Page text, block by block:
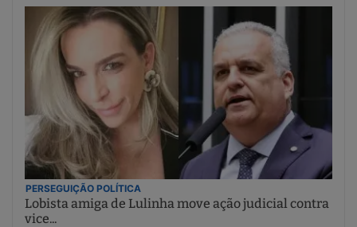
PERSEGUIÇÃO POLÍTICA
Lobista amiga de Lulinha move ação judicial contra
vice...